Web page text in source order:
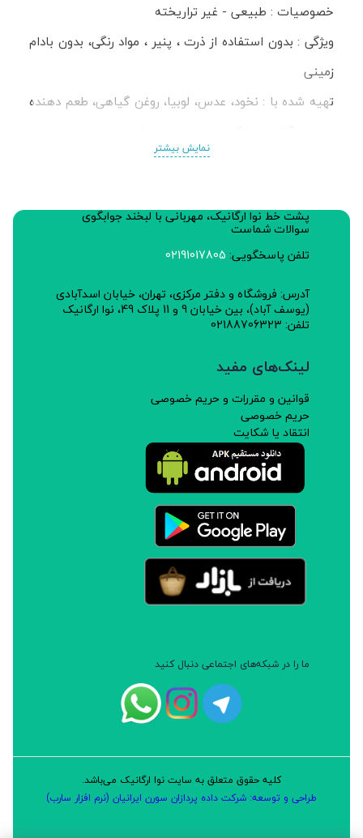
خصوصیات : طبیعی - غیر تراریخته
ویژگی : بدون استفاده از ذرت ، پنیر ، مواد رنگی، بدون بادام
زمینی
تهیه شده با : نخود، عدس، لوبیا، روغن گیاهی، طعم دهنده
جایگزین پفک بازاری با طعم خوشمزه و خواص فراوان
کمک به رشد کودکان
خونساز
نمایش بیشتر
پشت خط نوا ارگانیک، مهربانی با لبخند جوابگوی
سوالات شماست
تلفن پاسخگویی: 02191017805
آدرس: فروشگاه و دفتر مرکزی، تهران، خیابان اسدآبادی
(یوسف آباد)، بین خیابان 9 و 11 پلاک 49، نوا ارگانیک
تلفن: 02188706323
لینک‌های مفید
قوانین و مقررات و حریم خصوصی
حریم خصوصی
انتقاد یا شکایت
ما را در شبکه‌های اجتماعی دنبال کنید
کلیه حقوق متعلق به سایت نوا ارگانیک می‌باشد.
طراحی و توسعه: شرکت داده پردازان سورن ایرانیان (نرم افزار سارب)